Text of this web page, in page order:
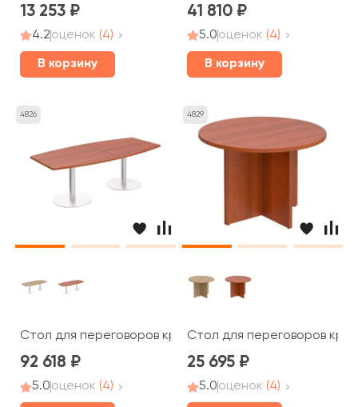
13 253
4.2оценок (4)
В корзину
41 810
5.0оценок (4)
В корзину
4826
Стол для переговоров круглый на опорах колоннах
92 618
5.0оценок (4)
4829
Стол для переговоров
25 695
5.0оценок (4)